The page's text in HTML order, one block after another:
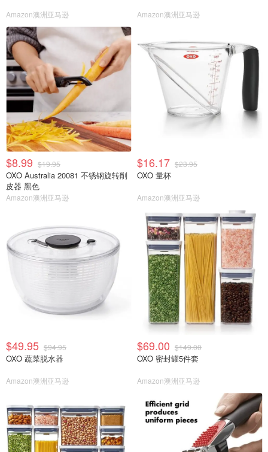
Amazon澳洲亚马逊 Amazon澳洲亚马逊
$8.99 $19.95
OXO Australia 20081 不锈钢旋转削
皮器 黑色
Amazon澳洲亚马逊
$16.17 $23.95
OXO 量杯
Amazon澳洲亚马逊
$49.95 $94.95
OXO 蔬菜脱水器
Amazon澳洲亚马逊
$69.00 $149.00
OXO 密封罐5件套
Amazon澳洲亚马逊